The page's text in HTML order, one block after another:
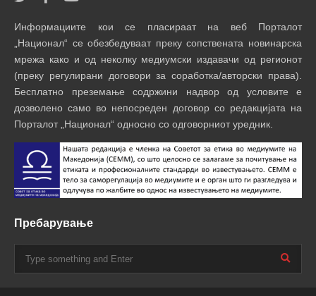
Информациите кои се пласираат на веб Порталот
„Национал“ се обезбедуваат преку сопствената новинарска
мрежа како и од неколку медиумски издавачи од регионот
(преку регулирани договори за соработка/авторски права).
Бесплатно преземање содржини надвор од условите е
дозволено само во непосреден договор со редакцијата на
Порталот „Национал“ односно со одговорниот уредник.
Пребарување